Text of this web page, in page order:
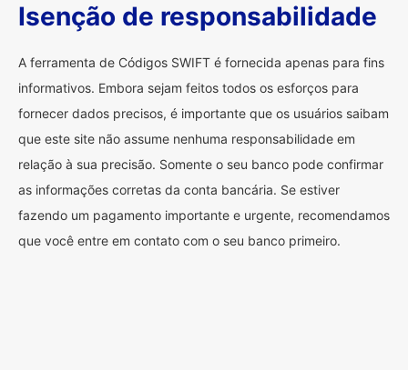
Isenção de responsabilidade
A ferramenta de Códigos SWIFT é fornecida apenas para fins
informativos. Embora sejam feitos todos os esforços para
fornecer dados precisos, é importante que os usuários saibam
que este site não assume nenhuma responsabilidade em
relação à sua precisão. Somente o seu banco pode confirmar
as informações corretas da conta bancária. Se estiver
fazendo um pagamento importante e urgente, recomendamos
que você entre em contato com o seu banco primeiro.